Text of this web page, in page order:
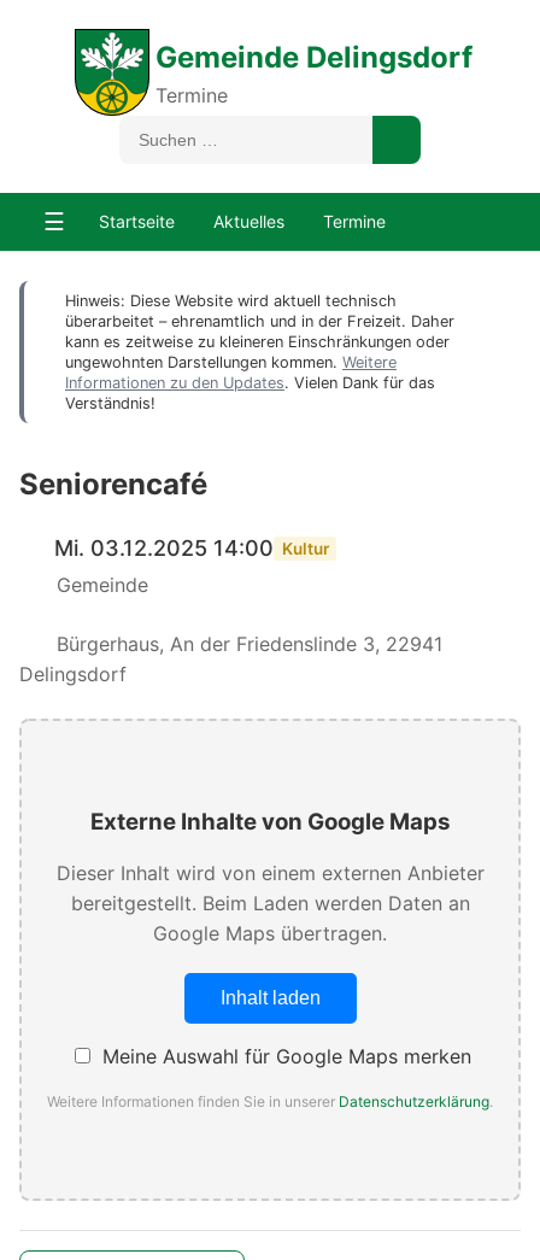
Gemeinde Delingsdorf
Termine
☰ Startseite Aktuelles Termine
Hinweis: Diese Website wird aktuell technisch
überarbeitet – ehrenamtlich und in der Freizeit. Daher
kann es zeitweise zu kleineren Einschränkungen oder
ungewohnten Darstellungen kommen. Weitere
Informationen zu den Updates. Vielen Dank für das
Verständnis!
Seniorencafé
Mi. 03.12.2025 14:00 Kultur
Gemeinde
Bürgerhaus, An der Friedenslinde 3, 22941
Delingsdorf
Externe Inhalte von Google Maps
Dieser Inhalt wird von einem externen Anbieter
bereitgestellt. Beim Laden werden Daten an
Google Maps übertragen.
Inhalt laden
Meine Auswahl für Google Maps merken
Weitere Informationen finden Sie in unserer Datenschutzerklärung.